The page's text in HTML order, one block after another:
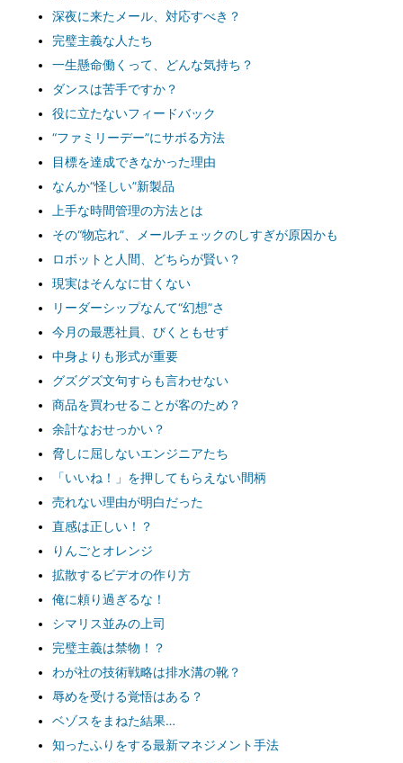
深夜に来たメール、対応すべき？
完璧主義な人たち
一生懸命働くって、どんな気持ち？
ダンスは苦手ですか？
役に立たないフィードバック
“ファミリーデー”にサボる方法
目標を達成できなかった理由
なんか“怪しい”新製品
上手な時間管理の方法とは
その“物忘れ”、メールチェックのしすぎが原因かも
ロボットと人間、どちらが賢い？
現実はそんなに甘くない
リーダーシップなんて“幻想”さ
今月の最悪社員、びくともせず
中身よりも形式が重要
グズグズ文句すらも言わせない
商品を買わせることが客のため？
余計なおせっかい？
脅しに屈しないエンジニアたち
「いいね！」を押してもらえない間柄
売れない理由が明白だった
直感は正しい！？
りんごとオレンジ
拡散するビデオの作り方
俺に頼り過ぎるな！
シマリス並みの上司
完璧主義は禁物！？
わが社の技術戦略は排水溝の靴？
辱めを受ける覚悟はある？
ベゾスをまねた結果…
知ったふりをする最新マネジメント手法